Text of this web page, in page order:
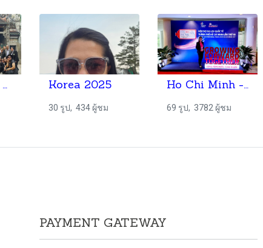
Ho Chi Minh #2 Korea 2025
30 รูป, 434 ผู้ชม
Ho Chi Minh -Phu Qouc ITE HCMC 2022
69 รูป, 3782 ผู้ชม
PAYMENT GATEWAY